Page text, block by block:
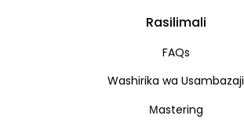
Rasilimali
FAQs
Washirika wa Usambazaji
Мastering